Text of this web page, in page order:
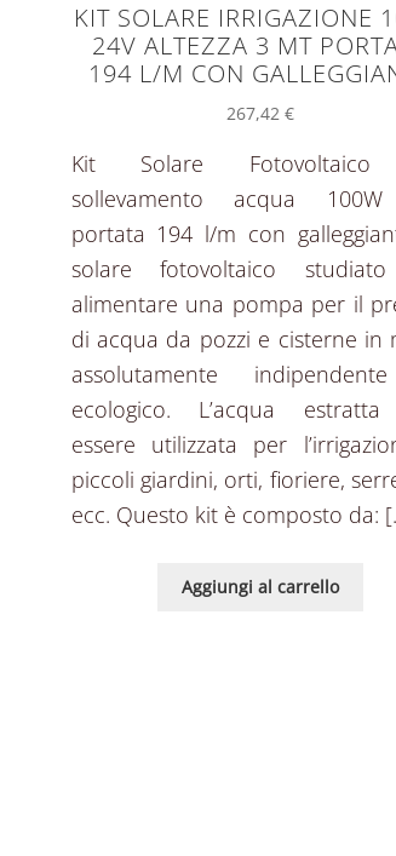
KIT SOLARE IRRIGAZIONE
24V ALTEZZA 3 MT
194 L/M CON
267,42 €
Kit Solare
sollevamento acqua
portata 194 l/m con
solare fotovoltaico
alimentare una pompa per il
di acqua da pozzi e cisterne in
assolutamente
ecologico. L’acqua
essere utilizzata per
piccoli giardini, orti, fioriere,
ecc. Questo kit è composto da:
Aggiungi al carrello